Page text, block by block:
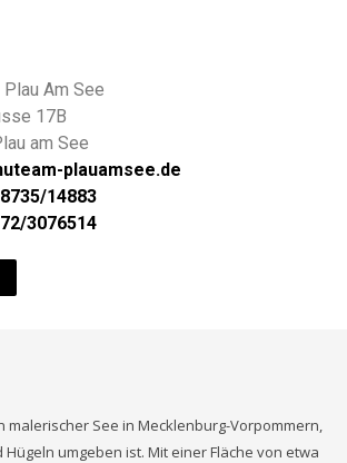
Plau Am See
17B
am See
plauamsee.de
14883
3076514
malerischer See in Mecklenburg-Vorpommern,
umgeben ist. Mit einer Fläche von etwa